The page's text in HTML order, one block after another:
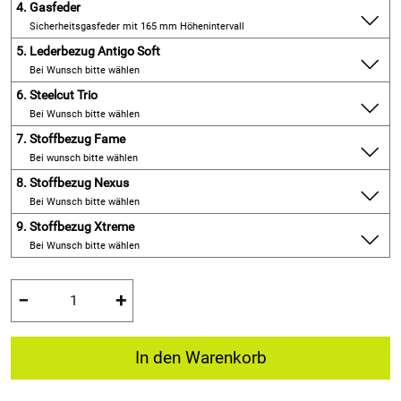
4. Gasfeder
Sicherheitsgasfeder mit 165 mm Höhenintervall
5. Lederbezug Antigo Soft
Bei Wunsch bitte wählen
6. Steelcut Trio
Bei Wunsch bitte wählen
7. Stoffbezug Fame
Bei wunsch bitte wählen
8. Stoffbezug Nexus
Bei Wunsch bitte wählen
9. Stoffbezug Xtreme
Bei Wunsch bitte wählen
− +
In den Warenkorb